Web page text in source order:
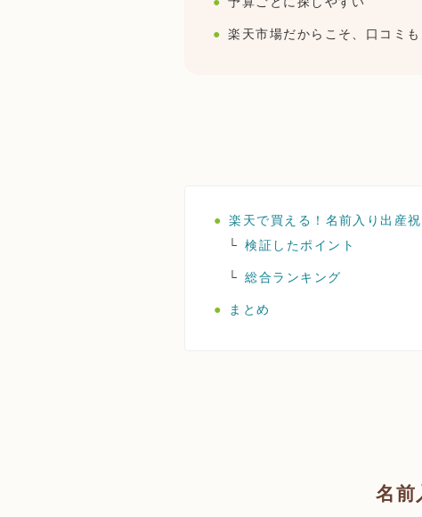
楽天市場だからこそ、口コミ
楽天で買える！名前入り出産
検証したポイント
総合ランキング
まとめ
名前